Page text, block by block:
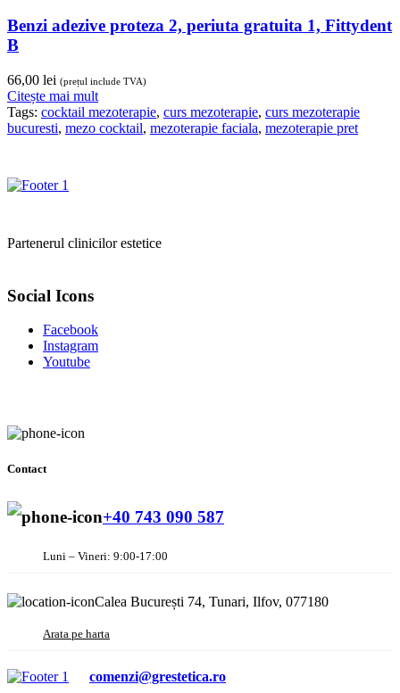
Benzi adezive proteza 2, periuta gratuita 1, Fittydent
B
66,00 lei (prețul include TVA)
Citește mai mult
Tags: cocktail mezoterapie, curs mezoterapie, curs mezoterapie
bucuresti, mezo cocktail, mezoterapie faciala, mezoterapie pret
Partenerul clinicilor estetice
Social Icons
Facebook
Instagram
Youtube
Contact
+40 743 090 587
Luni – Vineri: 9:00-17:00
Calea București 74, Tunari, Ilfov, 077180
Arata pe harta
comenzi@grestetica.ro